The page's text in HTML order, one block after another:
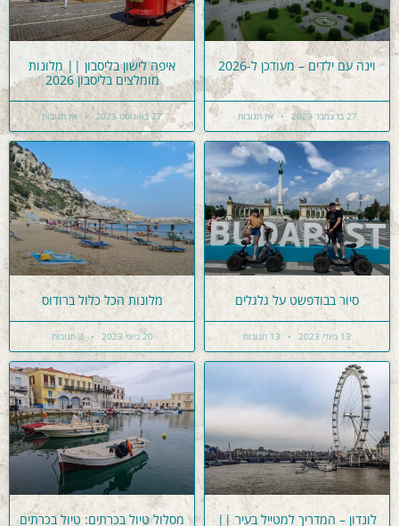
וינה עם ילדים – מעודכן ל-2026
27 בדצמבר 2023 אין תגובות
איפה לישון בליסבון || מלונות
מומלצים בליסבון 2026
27 באוגוסט 2023 אין תגובות
סיור בבודפשט על גלגלים
13 ביולי 2023
מלונות הכל כלול ברודוס
20 ביוני 2023
לונדון – המדריך למטייל בעיר ||
מסלול טיול בכרתים: טיול בכרתים